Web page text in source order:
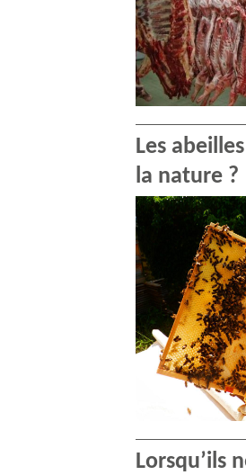
Les
la nature ?
Lorsqu’ils